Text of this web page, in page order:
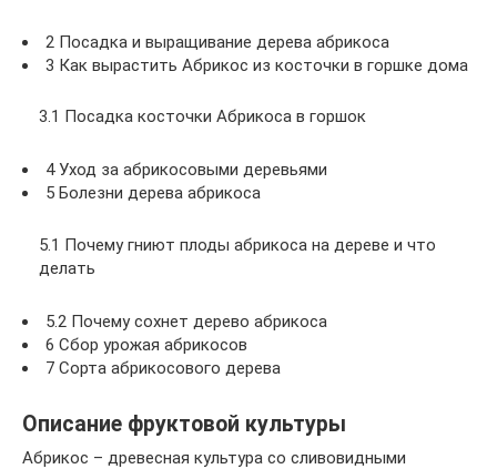
2 Посадка и выращивание дерева абрикоса
3 Как вырастить Абрикос из косточки в горшке дома
3.1 Посадка косточки Абрикоса в горшок
4 Уход за абрикосовыми деревьями
5 Болезни дерева абрикоса
5.1 Почему гниют плоды абрикоса на дереве и что
делать
5.2 Почему сохнет дерево абрикоса
6 Сбор урожая абрикосов
7 Сорта абрикосового дерева
Описание фруктовой культуры
Абрикос – древесная культура со сливовидными